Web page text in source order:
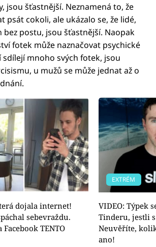
jsou šťastnější. Neznamená to, že
psát cokoli, ale ukázalo se, že lidé,
bez postu, jsou šťastnější. Naopak
fotek může naznačovat psychické
sdílejí mnoho svých fotek, jsou
u mužů se může jednat až o
dojala internet!
sebevraždu.
TENTO
EXTRÉM
VIDEO: Týpek
Tinderu, jestli
Neuvěříte,
ano!